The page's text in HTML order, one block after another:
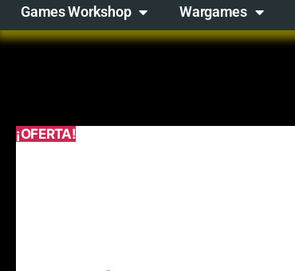
Games Workshop Wargames
¡OFERTA!